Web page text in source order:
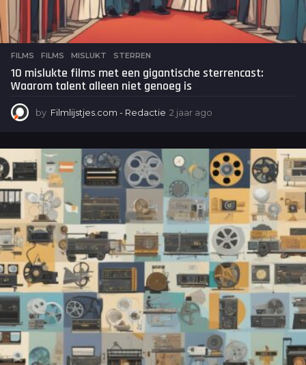
FILMS FILMS ,MISLUKT ,STERREN
10 mislukte films met een gigantische sterrencast:
Waarom talent alleen niet genoeg is
by Filmlijstjes.com - Redactie 2 jaar ago
a
r
a
g